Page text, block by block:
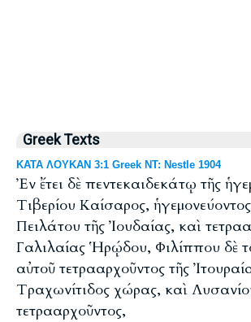
Greek Texts
ΚΑΤΑ ΛΟΥΚΑΝ 3:1 Greek NT: Nestle 1904
Ἐν ἔτει δὲ πεντεκαιδεκάτῳ τῆς
Τιβερίου Καίσαρος,
Πειλάτου τῆς Ἰουδαίας, καὶ
Γαλιλαίας Ἡρῴδου, Φιλίππου δὲ
αὐτοῦ τετρααρχοῦντος τῆς
Τραχωνίτιδος χώρας, καὶ
τετρααρχοῦντος,